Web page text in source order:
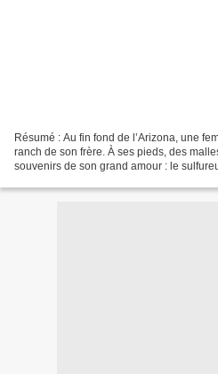
Résumé : Au fin fond de l’Arizona, une
ranch de son frère. À ses pieds, des
souvenirs de son grand amour : le